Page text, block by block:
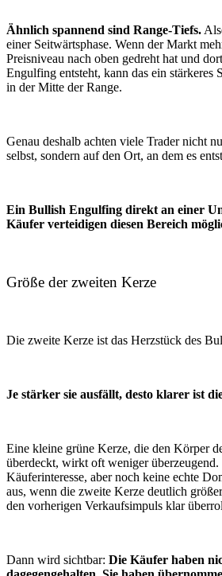
Ähnlich spannend sind Range-Tiefs.
einer Seitwärtsphase. Wenn der Markt
Preisniveau nach oben gedreht hat und
Engulfing entsteht, kann das ein stärkeres
in der Mitte der Range.
Genau deshalb achten viele Trader nicht
selbst, sondern auf den Ort, an dem es
Ein Bullish Engulfing direkt an einer
Käufer verteidigen diesen Bereich
Größe der zweiten Kerze
Die zweite Kerze ist das Herzstück des
Je stärker sie ausfällt, desto klarer ist
Eine kleine grüne Kerze, die den Körper
überdeckt, wirkt oft weniger
Käuferinteresse, aber noch keine echte
aus, wenn die zweite Kerze deutlich
den vorherigen Verkaufsimpuls klar
Dann wird sichtbar: Die Käufer haben